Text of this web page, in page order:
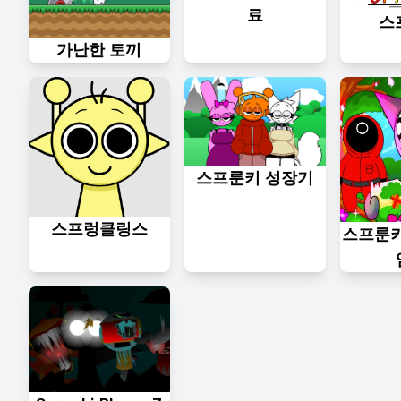
가난한 토끼
료 스
스프렁클링스
스프룬키 성장기
스프룬